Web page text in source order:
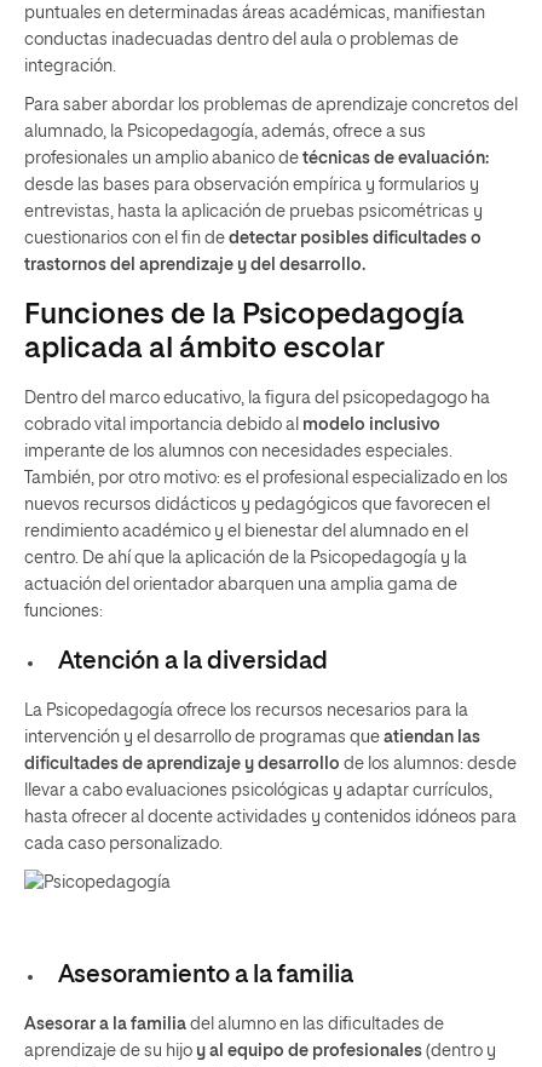
puntuales en determinadas áreas académicas, manifiestan
conductas inadecuadas dentro del aula o problemas de
integración.
Para saber abordar los problemas de aprendizaje concretos del
alumnado, la Psicopedagogía, además, ofrece a sus
profesionales un amplio abanico de técnicas de evaluación:
desde las bases para observación empírica y formularios y
entrevistas, hasta la aplicación de pruebas psicométricas y
cuestionarios con el fin de detectar posibles dificultades o
trastornos del aprendizaje y del desarrollo.
Funciones de la Psicopedagogía
aplicada al ámbito escolar
Dentro del marco educativo, la figura del psicopedagogo ha
cobrado vital importancia debido al modelo inclusivo
imperante de los alumnos con necesidades especiales.
También, por otro motivo: es el profesional especializado en los
nuevos recursos didácticos y pedagógicos que favorecen el
rendimiento académico y el bienestar del alumnado en el
centro. De ahí que la aplicación de la Psicopedagogía y la
actuación del orientador abarquen una amplia gama de
funciones:
Atención a la diversidad
La Psicopedagogía ofrece los recursos necesarios para la
intervención y el desarrollo de programas que atiendan las
dificultades de aprendizaje y desarrollo de los alumnos: desde
llevar a cabo evaluaciones psicológicas y adaptar currículos,
hasta ofrecer al docente actividades y contenidos idóneos para
cada caso personalizado.
Asesoramiento a la familia
Asesorar a la familia del alumno en las dificultades de
aprendizaje de su hijo y al equipo de profesionales (dentro y